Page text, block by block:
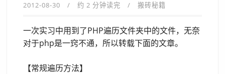
2012-08-30 约 2 分钟读完 搬砖秘籍
一次实习中用到了PHP遍历文件夹中的文件，无奈
对于php是一窍不通，所以转载下面的文章。
【常规遍历方法】